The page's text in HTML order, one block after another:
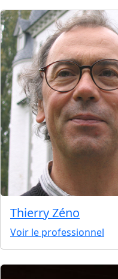
Thierry Zéno
Voir le professionnel